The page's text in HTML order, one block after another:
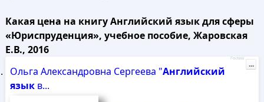
Какая цена на книгу Английский язык для сферы
«Юриспруденция», учебное пособие, Жаровская
Е.В., 2016
Ольга Александровна Сергеева "Английский
языкв...
Реклама
...